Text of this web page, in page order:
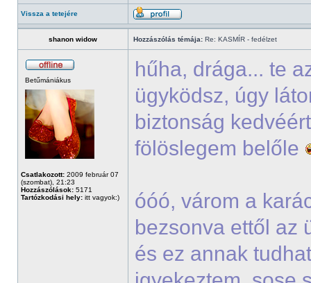
Vissza a tetejére
shanon widow Hozzászólás témája: Re: KASMÍR - fedélzet
Betűmániákus
Csatlakozott: 2009 február 07
(szombat), 21:23
Hozzászólások: 5171
Tartózkodási hely: itt vagyok:)
hűha, drága... te
ügyködsz, úgy
biztonság
fölöslegem belőle
óóó, várom a
bezsonva ettől az
és ez annak